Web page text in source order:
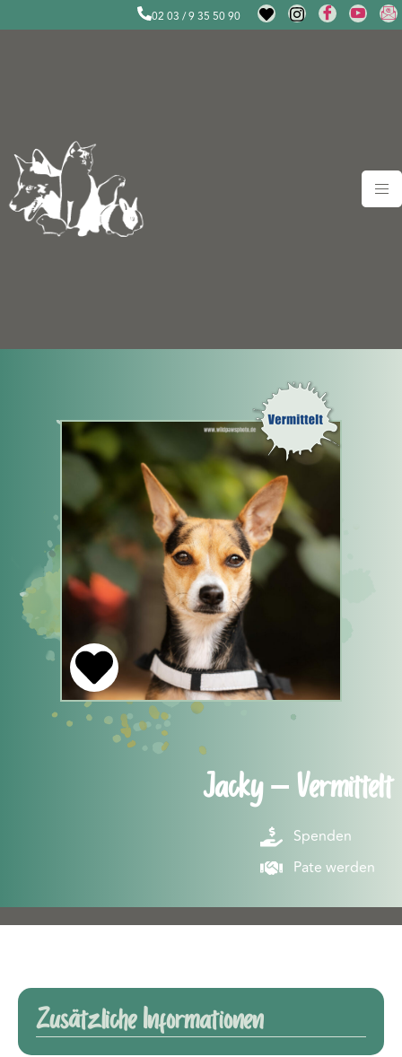
02 03 / 9 35 50 90
Jacky – Vermittelt
Spenden
Pate werden
Zusätzliche Informationen